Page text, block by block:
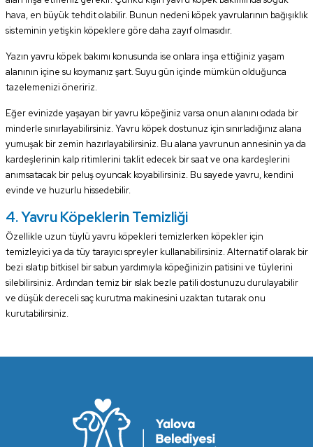
hava, en büyük tehdit olabilir. Bunun nedeni köpek yavrularının bağışıklık
sisteminin yetişkin köpeklere göre daha zayıf olmasıdır.
Yazın yavru köpek bakımı konusunda ise onlara inşa ettiğiniz yaşam
alanının içine su koymanız şart. Suyu gün içinde mümkün olduğunca
tazelemenizi öneririz.
Eğer evinizde yaşayan bir yavru köpeğiniz varsa onun alanını odada bir
minderle sınırlayabilirsiniz. Yavru köpek dostunuz için sınırladığınız alana
yumuşak bir zemin hazırlayabilirsiniz. Bu alana yavrunun annesinin ya da
kardeşlerinin kalp ritimlerini taklit edecek bir saat ve ona kardeşlerini
anımsatacak bir peluş oyuncak koyabilirsiniz. Bu sayede yavru, kendini
evinde ve huzurlu hissedebilir.
4. Yavru Köpeklerin Temizliği
Özellikle uzun tüylü yavru köpekleri temizlerken köpekler için
temizleyici ya da tüy tarayıcı spreyler kullanabilirsiniz. Alternatif olarak bir
bezi ıslatıp bitkisel bir sabun yardımıyla köpeğinizin patisini ve tüylerini
silebilirsiniz. Ardından temiz bir ıslak bezle patili dostunuzu durulayabilir
ve düşük dereceli saç kurutma makinesini uzaktan tutarak onu
kurutabilirsiniz.